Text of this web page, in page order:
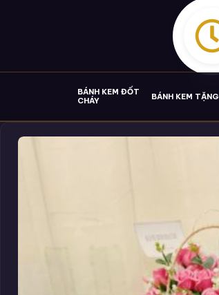
BÁNH KEM ĐỐT
CHÁY
BÁNH KEM